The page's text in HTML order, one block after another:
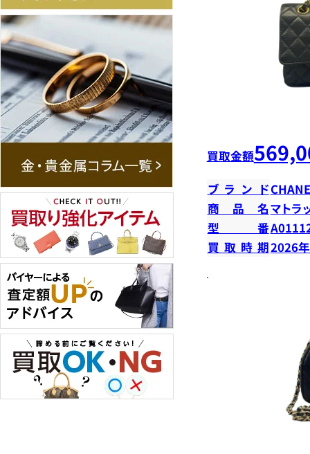
買取金額
ブランド
商品名マトラ
型番
買取時期2026